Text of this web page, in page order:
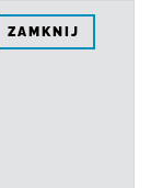
ZAMKNIJ